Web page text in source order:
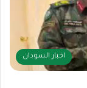
اخبار السودان